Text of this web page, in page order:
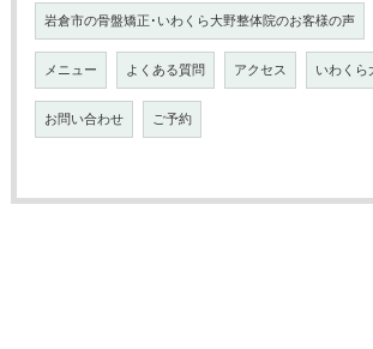
岩倉市の骨盤矯正･いわくら大野整体院のお客様の声
メニュー よくある質問 アクセス いわくら
お問い合わせ ご予約